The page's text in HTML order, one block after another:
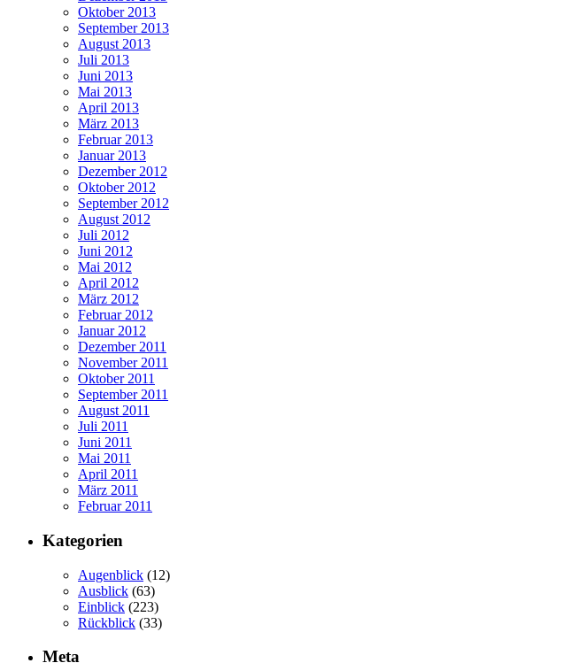
Oktober 2013
September 2013
August 2013
Juli 2013
Juni 2013
Mai 2013
April 2013
März 2013
Februar 2013
Januar 2013
Dezember 2012
Oktober 2012
September 2012
August 2012
Juli 2012
Juni 2012
Mai 2012
April 2012
März 2012
Februar 2012
Januar 2012
Dezember 2011
November 2011
Oktober 2011
September 2011
August 2011
Juli 2011
Juni 2011
Mai 2011
April 2011
März 2011
Februar 2011
Kategorien
Augenblick (12)
Ausblick (63)
Einblick (223)
Rückblick (33)
Meta